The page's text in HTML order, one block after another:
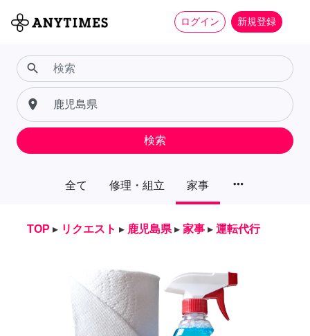
ログイン 新規登録
全て 修理・組立 家事 more_horiz
search
place
検索
TOP ▸ リクエスト ▸ 鹿児島県 ▸ 家事 ▸ 運転代行